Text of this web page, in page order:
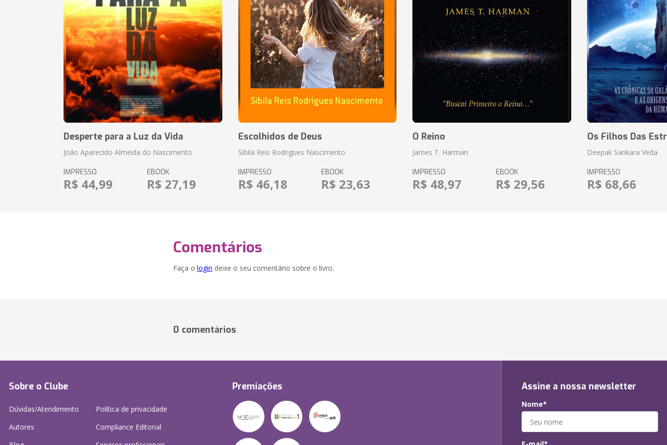
Desperte para a Luz da Vida
João Aparecido Almeida do Nascimento
IMPRESSO
R$ 44,99
EBOOK
R$ 27,19
Escolhidos de Deus
Sibila Reis Rodrigues Nascimento
IMPRESSO
R$ 46,18
EBOOK
R$ 23,63
O Reino
James T. Harman
IMPRESSO
R$ 48,97
EBOOK
R$ 29,56
Os Filhos Das
Deepak Sankara Veda
IMPRESSO
R$ 68,66
Comentários
Faça o login deixe o seu comentário sobre o livro.
0 comentários
Sobre o Clube
Dúvidas/Atendimento
Autores
Política de privacidade
Compliance Editorial
Premiações Assine a nossa newsletter
Nome*